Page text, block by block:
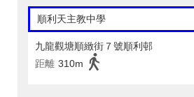
順利天主教中學
九龍觀塘順緻街７號順利邨
距離 310m